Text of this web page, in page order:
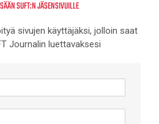
SUFT:N JÄSENSIVUILLE
sivujen käyttäjäksi, jolloin saat
Journalin luettavaksesi